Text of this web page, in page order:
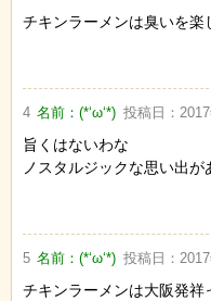
チキンラーメンは臭いを楽
4 名前：(*‘ω‘*) 投稿日：
旨くはないわな
ノスタルジックな思い出
5 名前：(*‘ω‘*) 投稿日：
チキンラーメンは大阪発